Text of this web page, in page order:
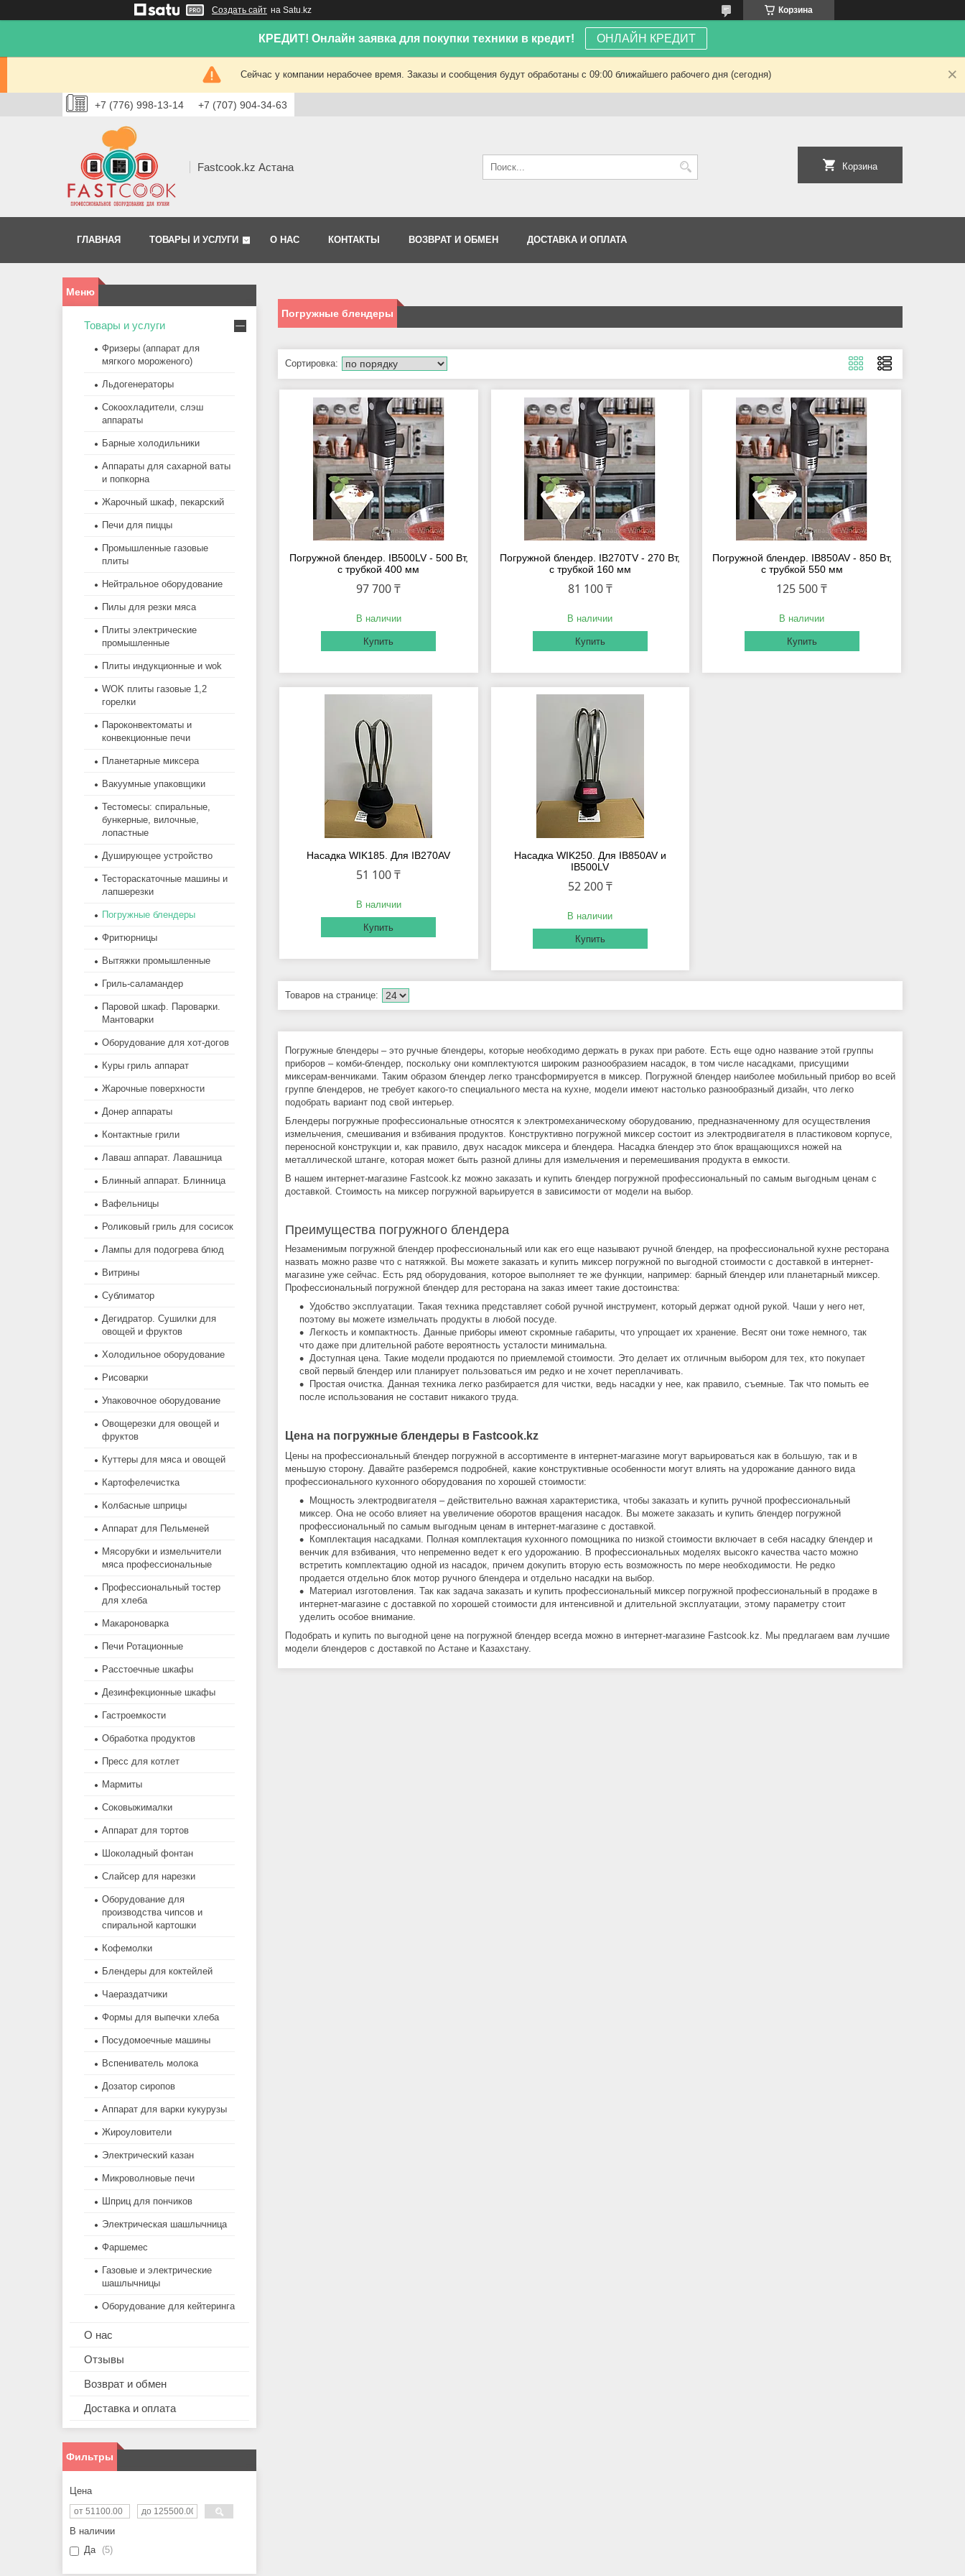
Создать сайт на Satu.kz Корзина
КРЕДИТ! Онлайн заявка для покупки техники в кредит! ОНЛАЙН КРЕДИТ
Сейчас у компании нерабочее время. Заказы и сообщения будут обработаны с 09:00 ближайшего рабочего дня (сегодня)
+7 (776) 998-13-14 +7 (707) 904-34-63
Fastcook.kz Астана Корзина
ГЛАВНАЯ ТОВАРЫ И УСЛУГИ О НАС КОНТАКТЫ ВОЗВРАТ И ОБМЕН ДОСТАВКА И ОПЛАТА
Погружные блендеры
Погружной блендер. IB500LV - 500 Вт,
с трубкой 400 мм
97 700 ₸
В наличии
Купить
Погружной блендер. IB270TV - 270 Вт,
с трубкой 160 мм
81 100 ₸
В наличии
Купить
Погружной блендер. IB850AV - 850 Вт,
с трубкой 550 мм
125 500 ₸
В наличии
Купить
Насадка WIK185. Для IB270AV
51 100 ₸
В наличии
Купить
Насадка WIK250. Для IB850AV и
IB500LV
52 200 ₸
В наличии
Купить
Погружные блендеры – это ручные блендеры, которые необходимо держать в руках при работе. Есть еще одно название этой группы
приборов – комби-блендер, поскольку они комплектуются широким разнообразием насадок, в том числе насадками, присущими
миксерам-венчиками. Таким образом блендер легко трансформируется в миксер. Погружной блендер наиболее мобильный прибор во всей
группе блендеров, не требует какого-то специального места на кухне, модели имеют настолько разнообразный дизайн, что легко
подобрать вариант под свой интерьер.
Блендеры погружные профессиональные относятся к электромеханическому оборудованию, предназначенному для осуществления
измельчения, смешивания и взбивания продуктов. Конструктивно погружной миксер состоит из электродвигателя в пластиковом корпусе,
переносной конструкции и, как правило, двух насадок миксера и блендера. Насадка блендер это блок вращающихся ножей на
металлической штанге, которая может быть разной длины для измельчения и перемешивания продукта в емкости.
В нашем интернет-магазине Fastcook.kz можно заказать и купить блендер погружной профессиональный по самым выгодным ценам с
доставкой. Стоимость на миксер погружной варьируется в зависимости от модели на выбор.
Преимущества погружного блендера
Незаменимым погружной блендер профессиональный или как его еще называют ручной блендер, на профессиональной кухне ресторана
назвать можно разве что с натяжкой. Вы можете заказать и купить миксер погружной по выгодной стоимости с доставкой в интернет-
магазине уже сейчас. Есть ряд оборудования, которое выполняет те же функции, например: барный блендер или планетарный миксер.
Профессиональный погружной блендер для ресторана на заказ имеет такие достоинства:
Удобство эксплуатации. Такая техника представляет собой ручной инструмент, который держат одной рукой. Чаши у него нет,
поэтому вы можете измельчать продукты в любой посуде.
Легкость и компактность. Данные приборы имеют скромные габариты, что упрощает их хранение. Весят они тоже немного, так
что даже при длительной работе вероятность усталости минимальна.
Доступная цена. Такие модели продаются по приемлемой стоимости. Это делает их отличным выбором для тех, кто покупает
свой первый блендер или планирует пользоваться им редко и не хочет переплачивать.
Простая очистка. Данная техника легко разбирается для чистки, ведь насадки у нее, как правило, съемные. Так что помыть ее
после использования не составит никакого труда.
Цена на погружные блендеры в Fastcook.kz
Цены на профессиональный блендер погружной в ассортименте в интернет-магазине могут варьироваться как в большую, так и в
меньшую сторону. Давайте разберемся подробней, какие конструктивные особенности могут влиять на удорожание данного вида
профессионального кухонного оборудования по хорошей стоимости:
Мощность электродвигателя – действительно важная характеристика, чтобы заказать и купить ручной профессиональный
миксер. Она не особо влияет на увеличение оборотов вращения насадок. Вы можете заказать и купить блендер погружной
профессиональный по самым выгодным ценам в интернет-магазине с доставкой.
Комплектация насадками. Полная комплектация кухонного помощника по низкой стоимости включает в себя насадку блендер и
венчик для взбивания, что непременно ведет к его удорожанию. В профессиональных моделях высокго качества часто можно
встретить комплектацию одной из насадок, причем докупить вторую есть возможность по мере необходимости. Не редко
продается отдельно блок мотор ручного блендера и отдельно насадки на выбор.
Материал изготовления. Так как задача заказать и купить профессиональный миксер погружной профессиональный в продаже в
интернет-магазине с доставкой по хорошей стоимости для интенсивной и длительной эксплуатации, этому параметру стоит
уделить особое внимание.
Подобрать и купить по выгодной цене на погружной блендер всегда можно в интернет-магазине Fastcook.kz. Мы предлагаем вам лучшие
модели блендеров с доставкой по Астане и Казахстану.
Товары и услуги
Фризеры (аппарат для
мягкого мороженого)
Льдогенераторы
Сокоохладители, слэш
аппараты
Барные холодильники
Аппараты для сахарной ваты
и попкорна
Жарочный шкаф, пекарский
Печи для пиццы
Промышленные газовые
плиты
Нейтральное оборудование
Пилы для резки мяса
Плиты электрические
промышленные
Плиты индукционные и wok
WOK плиты газовые 1,2
горелки
Пароконвектоматы и
конвекционные печи
Планетарные миксера
Вакуумные упаковщики
Тестомесы: спиральные,
бункерные, вилочные,
лопастные
Душирующее устройство
Тестораскаточные машины и
лапшерезки
Погружные блендеры
Фритюрницы
Вытяжки промышленные
Гриль-саламандер
Паровой шкаф. Пароварки.
Мантоварки
Оборудование для хот-догов
Куры гриль аппарат
Жарочные поверхности
Донер аппараты
Контактные грили
Лаваш аппарат. Лавашница
Блинный аппарат. Блинница
Вафельницы
Роликовый гриль для сосисок
Лампы для подогрева блюд
Витрины
Сублиматор
Дегидратор. Сушилки для
овощей и фруктов
Холодильное оборудование
Рисоварки
Упаковочное оборудование
Овощерезки для овощей и
фруктов
Куттеры для мяса и овощей
Картофелечистка
Колбасные шприцы
Аппарат для Пельменей
Мясорубки и измельчители
мяса профессиональные
Профессиональный тостер
для хлеба
Макароноварка
Печи Ротационные
Расстоечные шкафы
Дезинфекционные шкафы
Гастроемкости
Обработка продуктов
Пресс для котлет
Мармиты
Соковыжималки
Аппарат для тортов
Шоколадный фонтан
Слайсер для нарезки
Оборудование для
производства чипсов и
спиральной картошки
Кофемолки
Блендеры для коктейлей
Чаераздатчики
Формы для выпечки хлеба
Посудомоечные машины
Вспениватель молока
Дозатор сиропов
Аппарат для варки кукурузы
Жироуловители
Электрический казан
Микроволновые печи
Шприц для пончиков
Электрическая шашлычница
Фаршемес
Газовые и электрические
шашлычницы
Оборудование для кейтеринга
О нас
Отзывы
Возврат и обмен
Доставка и оплата
Фильтры
Цена
В наличии
Да
5